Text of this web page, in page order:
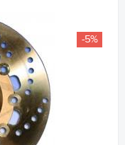
-5%